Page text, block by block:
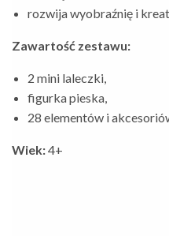
rozwija wyobraźnię i
Zawartość zestawu:
2 mini laleczki,
figurka pieska,
28 elementów i
Wiek:4+